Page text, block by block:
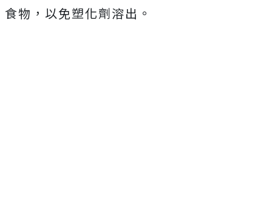
食物，以免塑化劑溶出。